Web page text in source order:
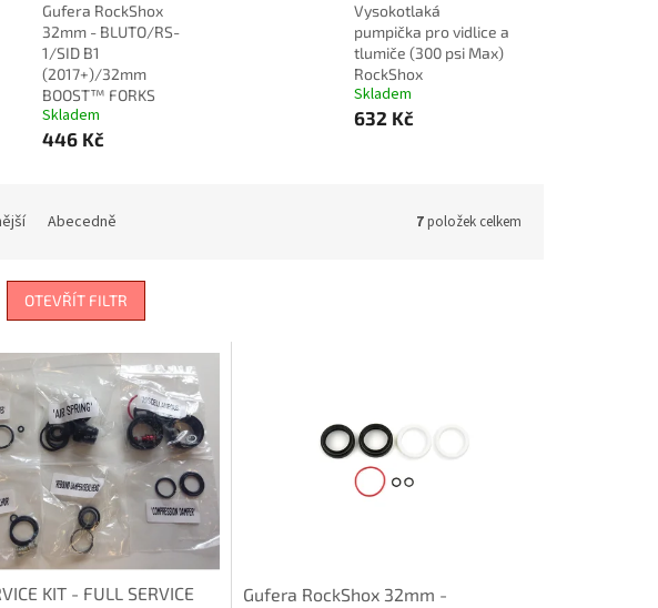
Gufera RockShox
32mm - BLUTO/RS-
1/SID B1
(2017+)/32mm
BOOST™ FORKS
Skladem
446 Kč
Vysokotlaká
pumpička pro vidlice a
tlumiče (300 psi Max)
RockShox
Skladem
632 Kč
Abecedně 7položek celkem
OTEVŘÍT FILTR
KIT - FULL SERVICE
Gufera RockShox 32mm -